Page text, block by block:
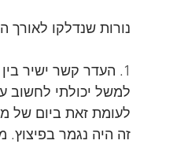
נורות שנדלקו לאורך
1. העדר קשר ישיר בין הKPI's לאקס פקטור האישי.
למשל יכולתי לחשוב
לעומת זאת ביום של
זה היה נגמר בפיצוץ.